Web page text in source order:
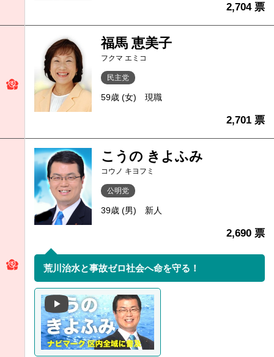
2,704 票
福馬 恵美子
フクマ エミコ
民主党
59歳 (女) 現職
2,701 票
こうの きよふみ
コウノ キヨフミ
公明党
39歳 (男) 新人
2,690 票
荒川治水と事故ゼロ社会へ命を守る！